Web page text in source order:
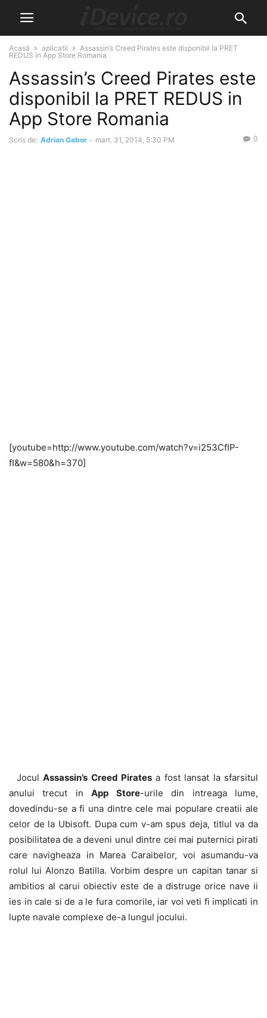
Acasă aplicatii
Assassin’s Creed Pirates este disponibil la PRET
REDUS in App Store Romania
Assassin’s Creed Pirates este
disponibil la PRET REDUS in
App Store Romania
Scris de: Adrian Gabor - mart. 31, 2014, 5:30 PM 0
[youtube=http://www.youtube.com/watch?v=i253CfIP-
fI&w=580&h=370]
JoculAssassin’s Creed Pirates a fost lansat la sfarsitul
anului trecut inApp Store-urile din intreaga lume,
dovedindu-se a fi una dintre cele mai populare creatii ale
celor de la Ubisoft. Dupa cum v-am spus deja, titlul va da
posibilitatea de a deveni unul dintre cei mai puternici pirati
care navigheaza in Marea Caraibelor, voi asumandu-va
rolul lui Alonzo Batilla. Vorbim despre un capitan tanar si
ambitios al carui obiectiv este de a distruge orice nave ii
ies in cale si de a le fura comorile, iar voi veti fi implicati in
lupte navale complexe de-a lungul jocului.